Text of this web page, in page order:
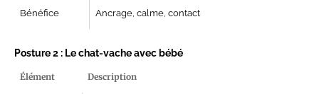
Bénéfice Ancrage, calme, contact
Posture 2 : Le chat-vache avec bébé
Élément Description